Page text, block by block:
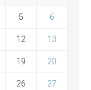
5 6
12 13
19 20
26 27